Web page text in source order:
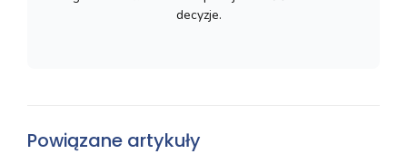
decyzje.
Powiązane artykuły